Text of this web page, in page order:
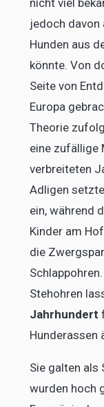
nicht viel
jedoch davon
Hunden aus
könnte. Von
Seite von
Europa
Theorie
eine zufällige
verbreiteten
Adligen
ein, während
Kinder am
die
Stehohren
Jahrhundert
Hunderassen
Sie galten als
wurden hoch